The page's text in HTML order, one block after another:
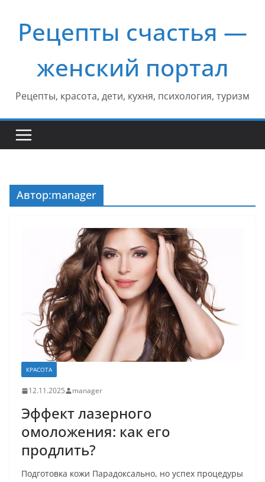
содержимому
Рецепты счастья —
женский портал
Рецепты, красота, дети, кухня, психология, туризм
Автор:manager
КРАСОТА
12.11.2025 manager
Эффект лазерного
омоложения: как его
продлить?
Подготовка кожи Парадоксально, но успех процедуры